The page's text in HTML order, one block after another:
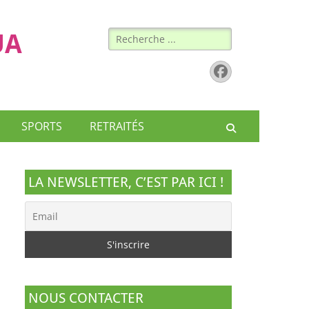
Rechercher :
Facebook
SPORTS RETRAITÉS
LA NEWSLETTER, C’EST PAR ICI !
NOUS CONTACTER